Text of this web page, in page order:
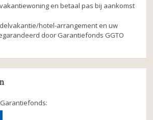
en betaal pas bij aankomst
hotel-arrangement en uw
door Garantiefonds GGTO